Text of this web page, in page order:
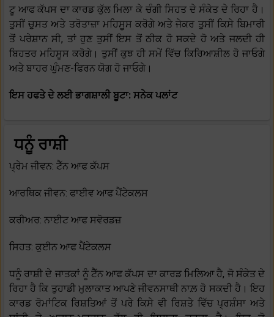
ਟੂ ਆਫ ਕੱਪਸ ਦਾ ਕਾਰਡ ਕੁੱਲ ਮਿਲਾ ਕੇ ਚੰਗੀ ਸਿਹਤ ਦੇ ਸੰਕੇਤ ਦੇ ਰਿਹਾ ਹੈ।
ਤੁਸੀਂ ਚੁਸਤ ਅਤੇ ਤਰੋਤਾਜ਼ਾ ਮਹਿਸੂਸ ਕਰੋਗੇ ਅਤੇ ਜੇਕਰ ਤੁਸੀਂ ਕਿਸੇ ਬਿਮਾਰੀ
ਤੋਂ ਪਰੇਸ਼ਾਨ ਸੀ, ਤਾਂ ਹੁਣ ਤੁਸੀਂ ਇਸ ਤੋਂ ਠੀਕ ਹੋ ਸਕਦੇ ਹੋ ਅਤੇ ਜਲਦੀ ਹੀ
ਬਿਹਤਰ ਮਹਿਸੂਸ ਕਰੋਗੇ। ਤੁਸੀਂ ਕੁਝ ਹੀ ਸਮੇਂ ਵਿੱਚ ਕਿਰਿਆਸ਼ੀਲ ਹੋ ਜਾਓਗੇ
ਅਤੇ ਬਾਹਰ ਘੁੰਮਣ-ਫਿਰਨ ਯੋਗ ਹੋ ਜਾਓਗੇ।
ਇਸ ਹਫਤੇ ਦੇ ਲਈ ਭਾਗਸ਼ਾਲੀ ਬੂਟਾ: ਸਨੇਕ ਪਲਾਂਟ
ਧਨੂੰ ਰਾਸ਼ੀ
ਪ੍ਰੇਮ ਜੀਵਨ: ਟੈੱਨ ਆਫ ਕੱਪਸ
ਆਰਥਿਕ ਜੀਵਨ: ਫਾਈਵ ਆਫ ਪੈਂਟੇਕਲਸ
ਕਰੀਅਰ: ਨਾਈਟ ਆਫ ਸਵੋਰਡਜ਼
ਸਿਹਤ: ਕੁਈਨ ਆਫ ਪੈਂਟੇਕਲਸ
ਧਨੂੰ ਰਾਸ਼ੀ ਦੇ ਜਾਤਕਾਂ ਨੂੰ ਟੈੱਨ ਆਫ ਕੱਪਸ ਦਾ ਕਾਰਡ ਮਿਲਿਆ ਹੈ, ਜੋ ਸੰਕੇਤ ਦੇ
ਰਿਹਾ ਹੈ ਕਿ ਤੁਹਾਡੀ ਮੁਲਾਕਾਤ ਆਪਣੇ ਜੀਵਨਸਾਥੀ ਨਾਲ਼ ਹੋ ਸਕਦੀ ਹੈ। ਇਹ
ਕਾਰਡ ਰੋਮਾਂਟਿਕ ਰਿਸ਼ਤਿਆਂ ਤੋਂ ਪਰੇ ਕਿਸੇ ਵੀ ਰਿਸ਼ਤੇ ਵਿੱਚ ਪ੍ਰਸ਼ੰਸਾ ਅਤੇ